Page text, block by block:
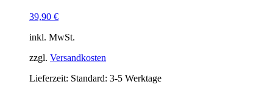
39,90 €
inkl. MwSt.
zzgl. Versandkosten
Lieferzeit: Standard: 3-5 Werktage